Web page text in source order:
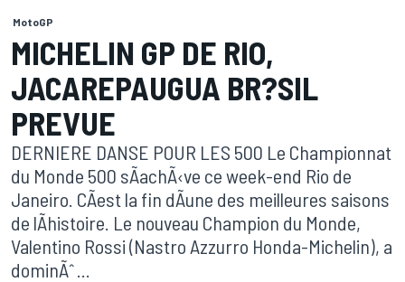
MotoGP
MICHELIN GP DE RIO,
JACAREPAUGUA BR?SIL
PREVUE
DERNIERE DANSE POUR LES 500 Le Championnat
du Monde 500 sÃ­achÃ‹ve ce week-end Rio de
Janeiro. CÃ­est la fin dÃ­une des meilleures saisons
de lÃ­histoire. Le nouveau Champion du Monde,
Valentino Rossi (Nastro Azzurro Honda-Michelin), a
dominÃˆ ...